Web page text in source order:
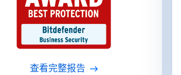
查看完整报告